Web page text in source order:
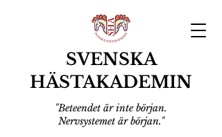
SVENSKA
HÄSTAKADEMIN
"Beteendet är inte början.
Nervsystemet är början."